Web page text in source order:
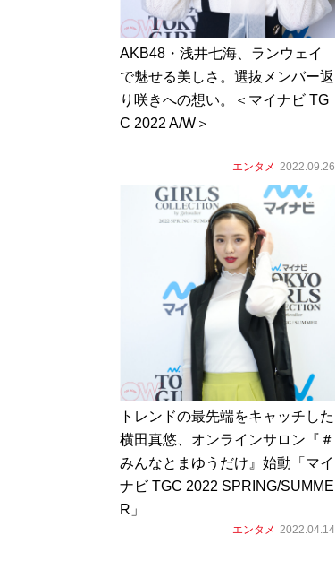
AKB48・浅井七海、ランウェイ
で魅せる美しさ。選抜メンバー返
り咲きへの想い。＜マイナビ TG
C 2022 A/W＞
エンタメ 2022.09.26
トレンドの最先端をキャッチした
横田真悠、オンラインサロン『＃
みんなとまゆうだけ』始動「マイ
ナビ TGC 2022 SPRING/SUMME
R」
エンタメ 2022.04.14